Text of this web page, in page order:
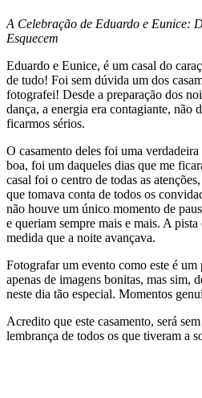
A Celebração de Eduardo e Eunice:
Esquecem
Eduardo e Eunice, é um casal do
de tudo! Foi sem dúvida um dos
fotografei! Desde a preparação dos
dança, a energia era contagiante, não
ficarmos sérios.
O casamento deles foi uma
boa, foi um daqueles dias que me
casal foi o centro de todas as
que tomava conta de todos os
não houve um único momento de
e queriam sempre mais e mais. A
medida que a noite avançava.
Fotografar um evento como este é
apenas de imagens bonitas, mas sim,
neste dia tão especial. Momentos
Acredito que este casamento, será
lembrança de todos os que tiveram a